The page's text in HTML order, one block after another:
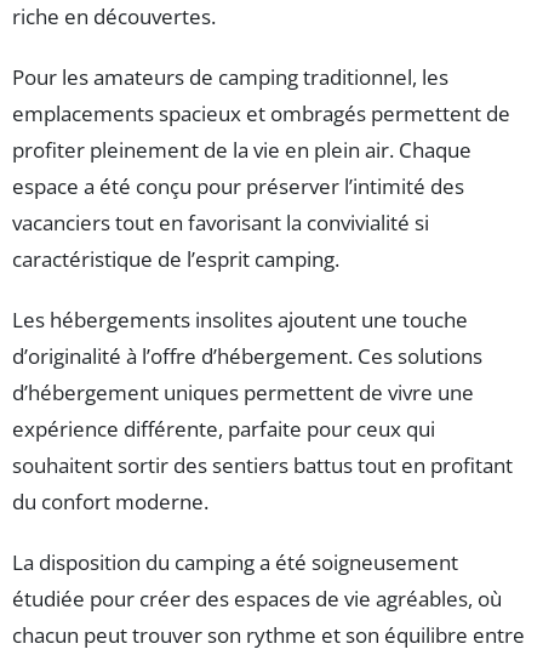
riche en découvertes.
Pour les amateurs de camping traditionnel, les
emplacements spacieux et ombragés permettent de
profiter pleinement de la vie en plein air. Chaque
espace a été conçu pour préserver l’intimité des
vacanciers tout en favorisant la convivialité si
caractéristique de l’esprit camping.
Les hébergements insolites ajoutent une touche
d’originalité à l’offre d’hébergement. Ces solutions
d’hébergement uniques permettent de vivre une
expérience différente, parfaite pour ceux qui
souhaitent sortir des sentiers battus tout en profitant
du confort moderne.
La disposition du camping a été soigneusement
étudiée pour créer des espaces de vie agréables, où
chacun peut trouver son rythme et son équilibre entre